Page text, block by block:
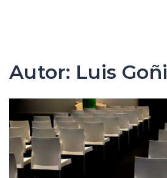
Autor: Luis Goñi